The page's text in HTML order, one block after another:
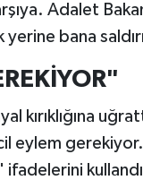
Adalet
bana
kırıklığına
eylem
ifadelerini